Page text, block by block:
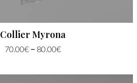
Collier Myrona
70.00€– 80.00€